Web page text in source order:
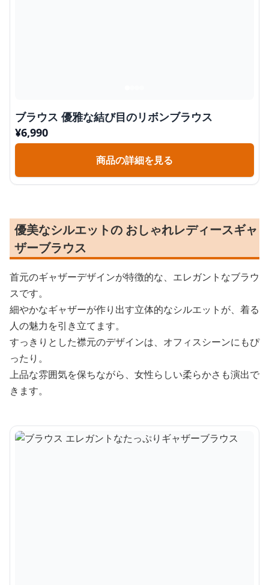
ブラウス 優雅な結び目のリボンブラウス
¥6,990
商品の詳細を見る
優美なシルエットの おしゃれレディースギャ
ザーブラウス
首元のギャザーデザインが特徴的な、エレガントなブラウ
スです。
細やかなギャザーが作り出す立体的なシルエットが、着る
人の魅力を引き立てます。
すっきりとした襟元のデザインは、オフィスシーンにもぴ
ったり。
上品な雰囲気を保ちながら、女性らしい柔らかさも演出で
きます。